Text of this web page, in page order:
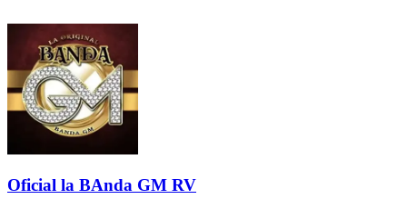
Oficial la BAnda GM RV